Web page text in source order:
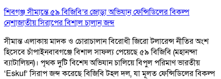
শিবগঞ্জ সীমান্তে ৫৯ বিজিবি’র জোড়া অভিযান ফেন্সিডিলের বিকল্প
নেশাজাতীয় সিরাপের বিশাল চালান জব্দ
সীমান্ত এলাকায় মাদক ও চোরাচালান বিরোধী জিরো টলারেন্স নীতির অংশ
হিসেবে চাঁপাইনবাবগঞ্জে বিশাল সাফল্য পেয়েছে ৫৯ বিজিবি (মহানন্দা
ব্যাটালিয়ন)। পৃথক দুটি বিশেষ অভিযান চালিয়ে বিপুল পরিমাণ ভারতীয়
‘Eskuf’ সিরাপ জব্দ করেছে বিজিবি টহল দল, যা মূলত ফেন্সিডিলের বিকল্প